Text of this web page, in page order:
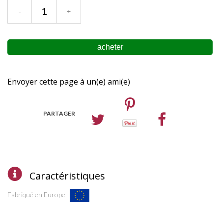
Envoyer cette page à un(e) ami(e)
PARTAGER
Caractéristiques
Fabriqué en Europe